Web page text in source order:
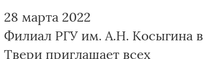
28 марта 2022
Филиал РГУ им. А.Н. Косыгина в
Твери приглашает всех